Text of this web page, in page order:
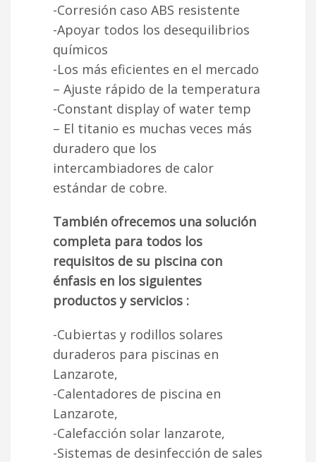
-Corresión caso ABS resistente
-Apoyar todos los desequilibrios
químicos
-Los más eficientes en el mercado
– Ajuste rápido de la temperatura
-Constant display of water temp
– El titanio es muchas veces más
duradero que los
intercambiadores de calor
estándar de cobre.
También ofrecemos una solución
completa para todos los
requisitos de su piscina con
énfasis en los siguientes
productos y servicios :
-Cubiertas y rodillos solares
duraderos para piscinas en
Lanzarote,
-Calentadores de piscina en
Lanzarote,
-Calefacción solar lanzarote,
-Sistemas de desinfección de sales